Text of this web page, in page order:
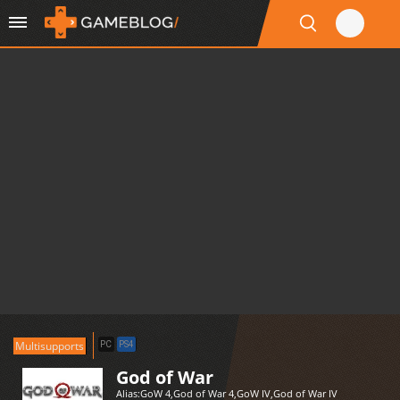
Multisupports PC PS4
God of War
Alias:GoW 4,God of War 4,GoW IV,God of War IV